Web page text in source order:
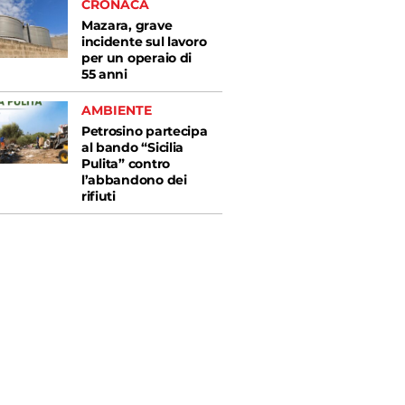
CRONACA
Mazara, grave
incidente sul lavoro
per un operaio di
55 anni
AMBIENTE
Petrosino partecipa
al bando “Sicilia
Pulita” contro
l’abbandono dei
rifiuti